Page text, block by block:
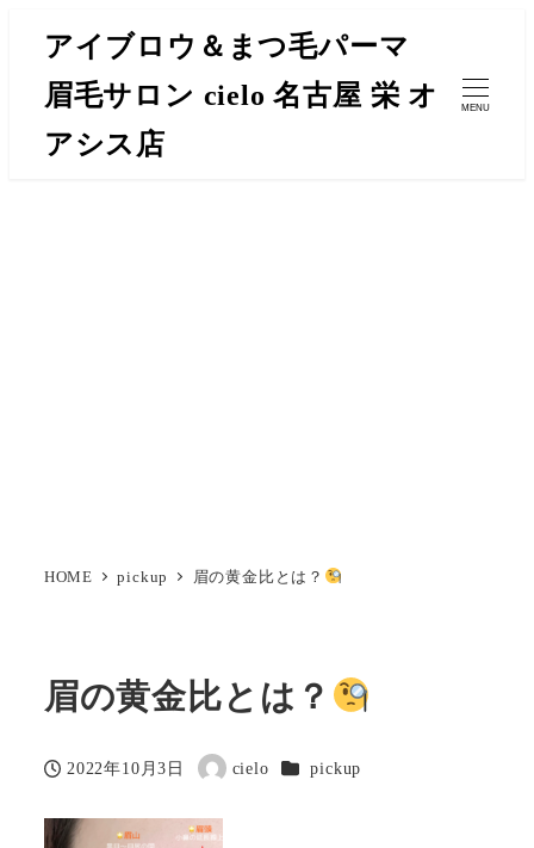
アイブロウ＆まつ毛パーマ
眉毛サロン cielo 名古屋 栄 オ
アシス店
MENU
HOME pickup 眉の黄金比とは？
眉の黄金比とは？
投稿日
2022年10月3日
著
cielo カテゴリー
pickup